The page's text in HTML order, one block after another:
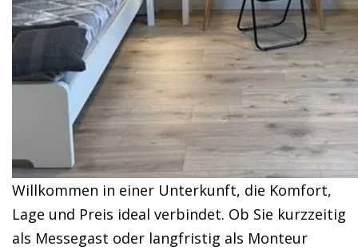
Willkommen in einer Unterkunft, die Komfort,
Lage und Preis ideal verbindet. Ob Sie kurzzeitig
als Messegast oder langfristig als Monteur